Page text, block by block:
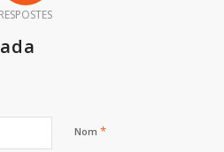
RESPOSTES
Nom *